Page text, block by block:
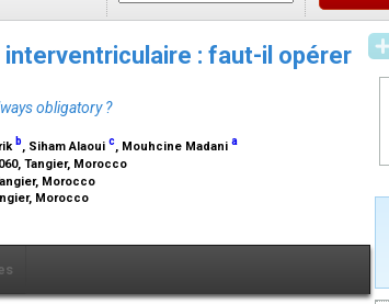
: faut-il opérer
obligatory ?
b, Siham Alaoui c, Mouhcine Madani a
Tangier, Morocco
Morocco
Morocco